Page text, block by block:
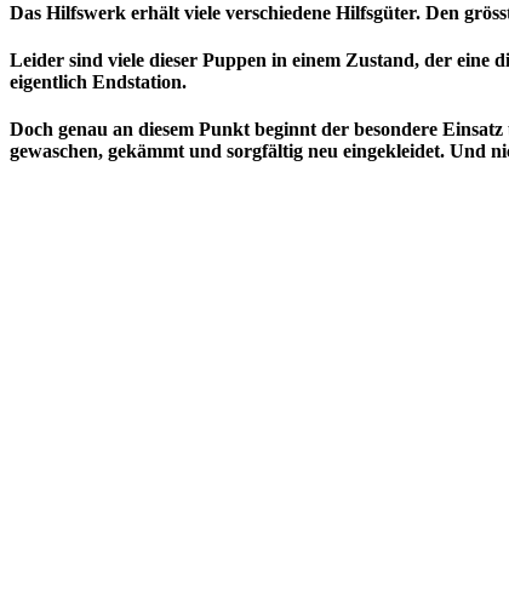
Das Hilfswerk erhält viele verschiedene Hilfsgüter. Den
Leider sind viele dieser Puppen in einem Zustand, der eine
eigentlich Endstation.
Doch genau an diesem Punkt beginnt der besondere
gewaschen, gekämmt und sorgfältig neu eingekleidet. Und